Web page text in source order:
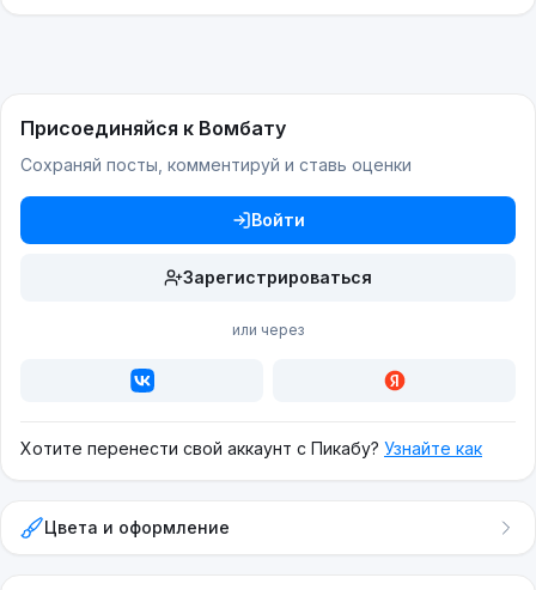
Присоединяйся к Вомбату
Сохраняй посты, комментируй и ставь оценки
Войти
Зарегистрироваться
или через
Хотите перенести свой аккаунт с Пикабу? Узнайте как
Цвета и оформление